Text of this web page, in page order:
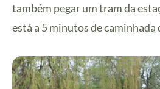
também pegar um tram da
está a 5 minutos de caminhada